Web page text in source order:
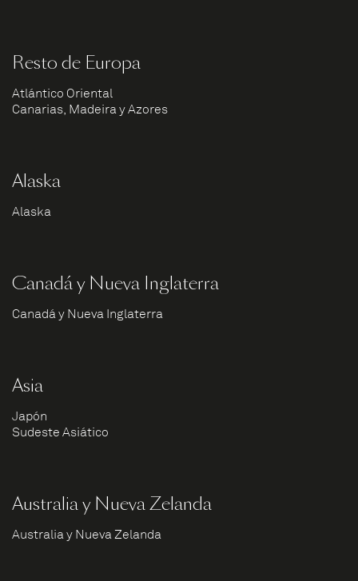
Resto de Europa
Atlántico Oriental
Canarias, Madeira y Azores
Alaska
Alaska
Canadá y Nueva Inglaterra
Canadá y Nueva Inglaterra
Asia
Japón
Sudeste Asiático
Australia y Nueva Zelanda
Australia y Nueva Zelanda